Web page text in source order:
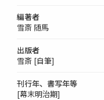
編著者
雪斎 随馬
出版者
雪斎 [自筆]
刊行年、書写年等
[幕末明治期]